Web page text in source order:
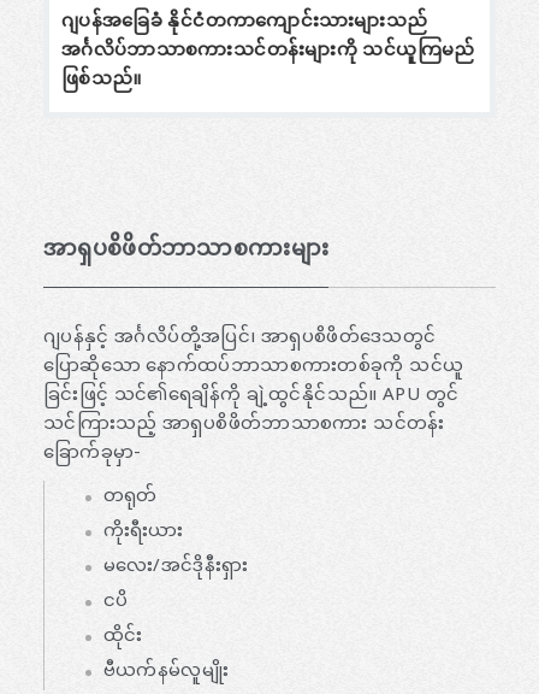
ဂျပန်အခြေခံ နိုင်ငံတကာကျောင်းသားများသည်
အင်္ဂလိပ်ဘာသာစကားသင်တန်းများကို သင်ယူကြမည်
ဖြစ်သည်။
အာရှပစိဖိတ်ဘာသာစကားများ
ဂျပန်နှင့် အင်္ဂလိပ်တို့အပြင်၊ အာရှပစိဖိတ်ဒေသတွင်
ပြောဆိုသော နောက်ထပ်ဘာသာစကားတစ်ခုကို သင်ယူ
ခြင်းဖြင့် သင်၏ရေချိန်ကို ချဲ့ထွင်နိုင်သည်။ APU တွင်
သင်ကြားသည့် အာရှပစိဖိတ်ဘာသာစကား သင်တန်း
ခြောက်ခုမှာ-
တရုတ်
ကိုးရီးယား
မလေး/အင်ဒိုနီးရှား
ငပိ
ထိုင်း
ဗီယက်နမ်လူမျိုး